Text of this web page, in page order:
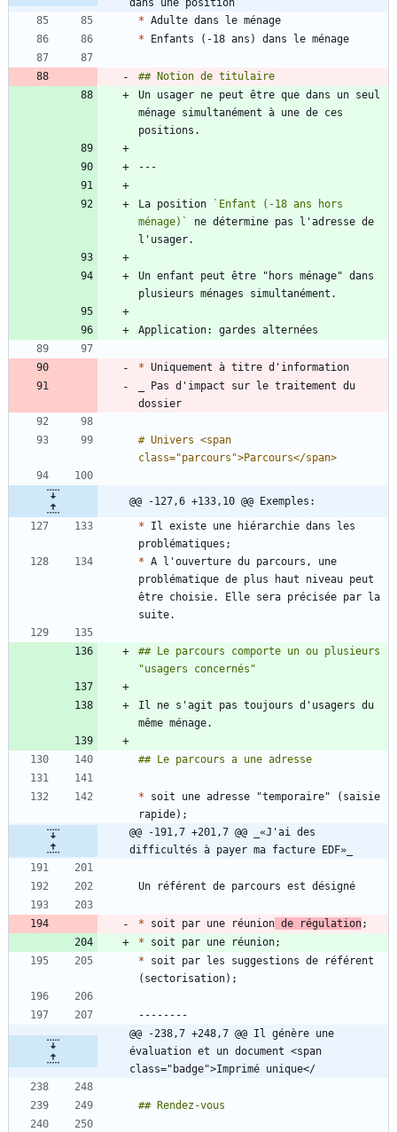
*
*
Un usager ne peut être que dans un seul
ménage simultanément à une de ces
La position
`Enfant (-18 ans hors
ménage)`
ne détermine pas l'adresse de
Un enfant peut être "hors ménage" dans
*
_ Pas d'impact sur le traitement du
# Univers <span
@@ -127,6 +133,10 @@ Exemples:
* Il existe une hiérarchie dans les
* A l'ouverture du parcours, une
problématique de plus haut niveau peut
être choisie. Elle sera précisée par la
## Le parcours comporte un ou plusieurs
Il ne s'agit pas toujours d'usagers du
* soit une adresse "temporaire" (saisie
@@ -191,7 +201,7 @@ _«J'ai des
difficultés à payer ma facture EDF»_
* soit par une réunion de régulation
*
* soit par les suggestions de référent
@@ -238,7 +248,7 @@ Il génère une
évaluation et un document <span
class="badge">Imprimé unique</